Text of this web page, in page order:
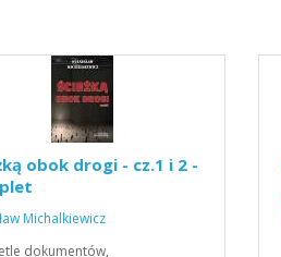
obok drogi - cz.1 i 2 -
Michalkiewicz
dokumentów,